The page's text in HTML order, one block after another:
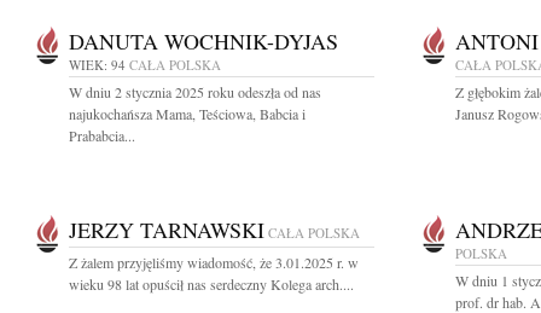
DANUTA WOCHNIK-DYJAS
WIEK: 94 CAŁA POLSKA
W dniu 2 stycznia 2025 roku odeszła od nas
najukochańsza Mama, Teściowa, Babcia i
Prababcia...
ANTONI
CAŁA
Z głębokim
Janusz
JERZY TARNAWSKI CAŁA POLSKA
Z żalem przyjęliśmy wiadomość, że 3.01.2025 r. w
wieku 98 lat opuścił nas serdeczny Kolega arch....
POLSKA
W dniu 1
prof. dr hab.